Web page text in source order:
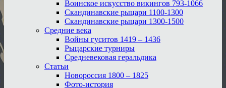
Воинское искусство викингов 793-1066
Скандинавские рыцари 1100-1300
Скандинавские рыцари 1300-1500
Средние века
Войны гуситов 1419 – 1436
Рыцарские турниры
Средневековая геральдика
Статьи
Новороссия 1800 – 1825
Фото-история